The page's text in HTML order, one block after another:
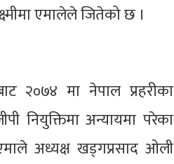
एमालेले जितेको छ ।
२०७४ मा नेपाल प्रहरीका
नियुक्तिमा अन्यायमा परेका
अध्यक्ष खड्गप्रसाद ओली